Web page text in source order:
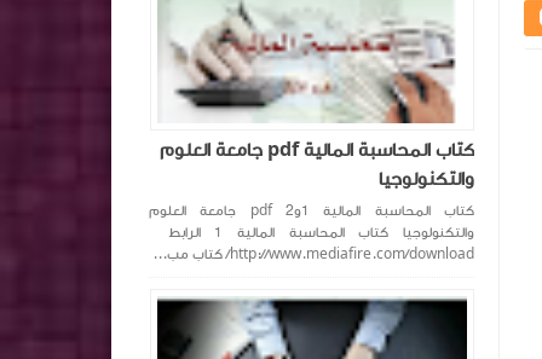
كتاب المحاسبة المالية pdf جامعة العلوم
والتكنولوجيا
كتاب المحاسبة المالية 1و2 pdf جامعة العلوم
والتكنولوجيا كتاب المحاسبة المالية 1 الرابط
http://www.mediafire.com/download/ كتاب مب...